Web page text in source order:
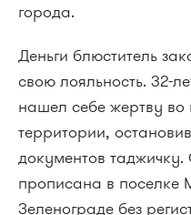
города.
Деньги блюститель
свою лояльность. 32-
нашел себе жертву во
территории,
документов
прописана в поселке
Зеленограде без